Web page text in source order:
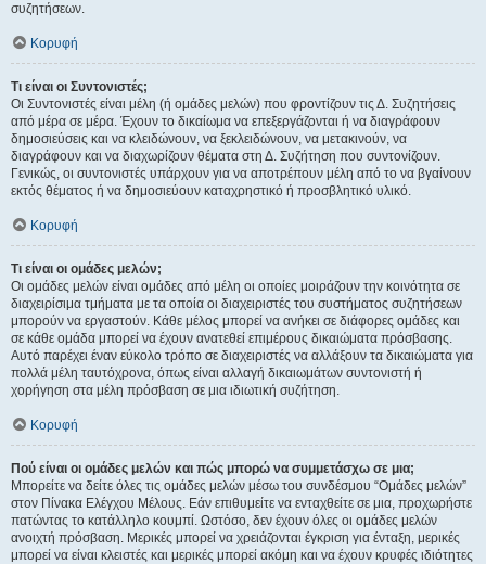
συζητήσεων.
Κορυφή
Τι είναι οι Συντονιστές;
Οι Συντονιστές είναι μέλη (ή ομάδες μελών) που φροντίζουν τις Δ. Συζητήσεις
από μέρα σε μέρα. Έχουν το δικαίωμα να επεξεργάζονται ή να διαγράφουν
δημοσιεύσεις και να κλειδώνουν, να ξεκλειδώνουν, να μετακινούν, να
διαγράφουν και να διαχωρίζουν θέματα στη Δ. Συζήτηση που συντονίζουν.
Γενικώς, οι συντονιστές υπάρχουν για να αποτρέπουν μέλη από το να βγαίνουν
εκτός θέματος ή να δημοσιεύουν καταχρηστικό ή προσβλητικό υλικό.
Κορυφή
Τι είναι οι ομάδες μελών;
Οι ομάδες μελών είναι ομάδες από μέλη οι οποίες μοιράζουν την κοινότητα σε
διαχειρίσιμα τμήματα με τα οποία οι διαχειριστές του συστήματος συζητήσεων
μπορούν να εργαστούν. Κάθε μέλος μπορεί να ανήκει σε διάφορες ομάδες και
σε κάθε ομάδα μπορεί να έχουν ανατεθεί επιμέρους δικαιώματα πρόσβασης.
Αυτό παρέχει έναν εύκολο τρόπο σε διαχειριστές να αλλάξουν τα δικαιώματα για
πολλά μέλη ταυτόχρονα, όπως είναι αλλαγή δικαιωμάτων συντονιστή ή
χορήγηση στα μέλη πρόσβαση σε μια ιδιωτική συζήτηση.
Κορυφή
Πού είναι οι ομάδες μελών και πώς μπορώ να συμμετάσχω σε μια;
Μπορείτε να δείτε όλες τις ομάδες μελών μέσω του συνδέσμου “Ομάδες μελών”
στον Πίνακα Ελέγχου Μέλους. Εάν επιθυμείτε να ενταχθείτε σε μια, προχωρήστε
πατώντας το κατάλληλο κουμπί. Ωστόσο, δεν έχουν όλες οι ομάδες μελών
ανοιχτή πρόσβαση. Μερικές μπορεί να χρειάζονται έγκριση για ένταξη, μερικές
μπορεί να είναι κλειστές και μερικές μπορεί ακόμη και να έχουν κρυφές ιδιότητες